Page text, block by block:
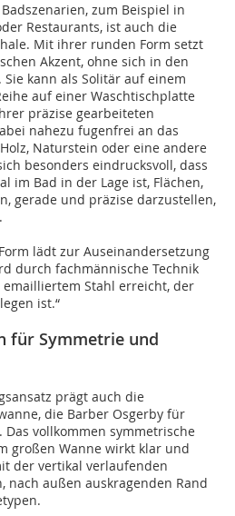
zum Beispiel in
Restaurants, ist auch die
Mit ihrer runden Form setzt
Akzent, ohne sich in den
kann als Solitär auf einem
auf einer Waschtischplatte
präzise gearbeiteten
nahezu fugenfrei an das
Naturstein oder eine andere
besonders eindrucksvoll, dass
im Bad in der Lage ist, Flächen,
gerade und präzise darzustellen,
lädt zur Auseinandersetzung
durch fachmännische Technik
Stahl erreicht, der
ist.“
für Symmetrie und
prägt auch die
die Barber Osgerby für
vollkommen symmetrische
großen Wanne wirkt klar und
der vertikal verlaufenden
nach außen auskragenden Rand